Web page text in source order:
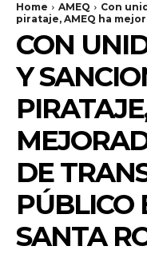
Home AMEQ
Con
pirataje, AMEQ ha
CON
Y
DE
PÚBLICO
SANTA